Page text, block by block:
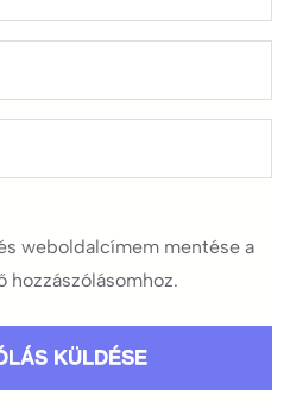
weboldalcímem mentése a
hozzászólásomhoz.